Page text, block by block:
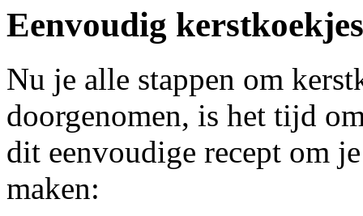
Eenvoudig
Nu je alle stappen om
doorgenomen, is het tijd
dit eenvoudige recept om
maken: